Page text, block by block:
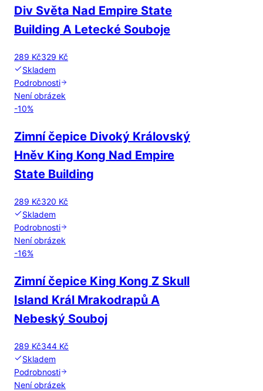
Div Světa Nad Empire State
Building A Letecké Souboje
289 Kč329 Kč
Skladem
Podrobnosti
Není obrázek
-10%
Zimní čepice Divoký Královský
Hněv King Kong Nad Empire
State Building
289 Kč320 Kč
Skladem
Podrobnosti
Není obrázek
-16%
Zimní čepice King Kong Z Skull
Island Král Mrakodrapů A
Nebeský Souboj
289 Kč344 Kč
Skladem
Podrobnosti
Není obrázek